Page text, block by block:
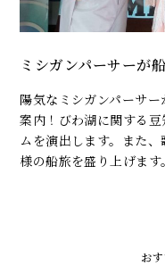
ミシガンパーサーが
陽気なミシガンパーサ
案内！びわ湖に関する
ムを演出します。また
様の船旅を盛り上げます。
お